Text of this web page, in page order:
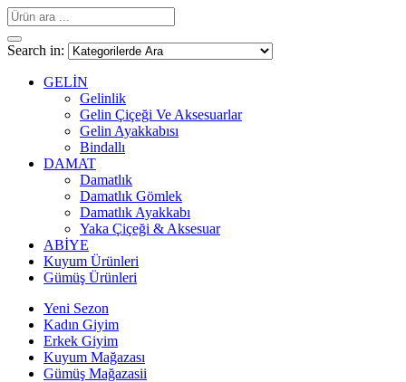
Search in:
GELİN
Gelinlik
Gelin Çiçeği Ve Aksesuarlar
Gelin Ayakkabısı
Bindallı
DAMAT
Damatlık
Damatlık Gömlek
Damatlık Ayakkabı
Yaka Çiçeği & Aksesuar
ABİYE
Kuyum Ürünleri
Gümüş Ürünleri
Yeni Sezon
Kadın Giyim
Erkek Giyim
Kuyum Mağazası
Gümüş Mağazasii